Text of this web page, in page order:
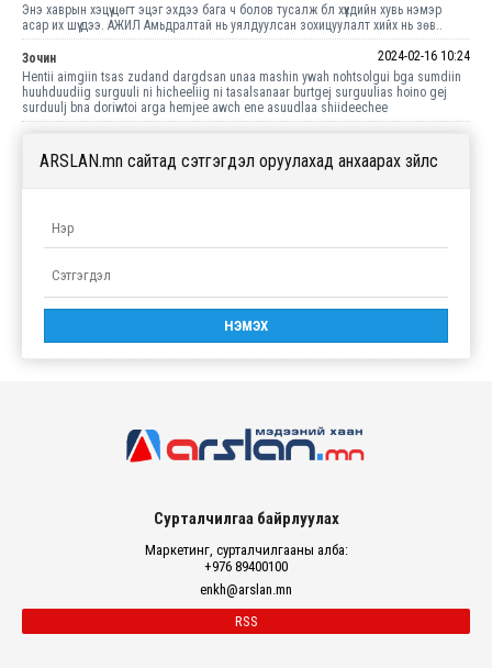
Энэ хаврын хэцүү цөгт эцэг эхдээ бага ч болов тусалж бл хүүхдийн хувь нэмэр
асар их шүү дээ. АЖИЛ Амьдралтай нь уялдуулсан зохицуулалт хийх нь зөв..
Зочин
2024-02-16 10:24
Hentii aimgiin tsas zudand dargdsan unaa mashin ywah nohtsolgui bga sumdiin
huuhduudiig surguuli ni hicheeliig ni tasalsanaar burtgej surguulias hoino gej
surduulj bna doriwtoi arga hemjee awch ene asuudlaa shiideechee
ARSLAN.mn сайтад сэтгэгдэл оруулахад анхаарах зүйлс
Сурталчилгаа байрлуулах
Маркетинг, сурталчилгааны алба:
+976 89400100
enkh@arslan.mn
RSS